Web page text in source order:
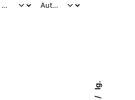
Ig.